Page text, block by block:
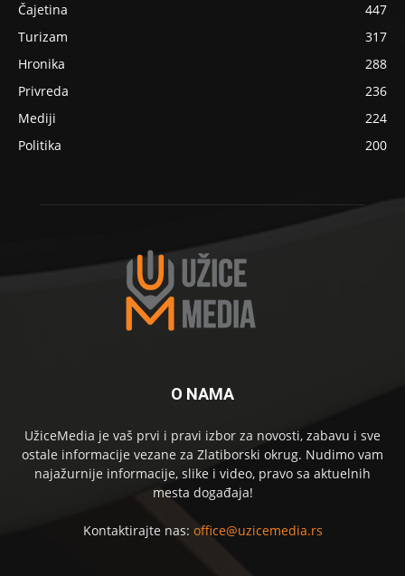
Čajetina
447
Turizam
317
Hronika
288
Privreda
236
Mediji
224
Politika
200
O NAMA
UžiceMedia je vaš prvi i pravi izbor za novosti, zabavu i sve
ostale informacije vezane za Zlatiborski okrug. Nudimo vam
najažurnije informacije, slike i video, pravo sa aktuelnih
mesta događaja!
Kontaktirajte nas: office@uzicemedia.rs